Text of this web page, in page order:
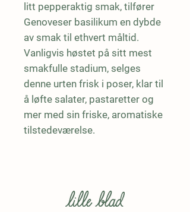
litt pepperaktig smak, tilfører
Genoveser basilikum en dybde
av smak til ethvert måltid.
Vanligvis høstet på sitt mest
smakfulle stadium, selges
denne urten frisk i poser, klar til
å løfte salater, pastaretter og
mer med sin friske, aromatiske
tilstedeværelse.